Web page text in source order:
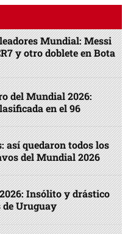
Mundial: Messi
y otro doblete en Bota
del Mundial 2026:
en el 96
así quedaron todos los
del Mundial 2026
Insólito y drástico
de Uruguay